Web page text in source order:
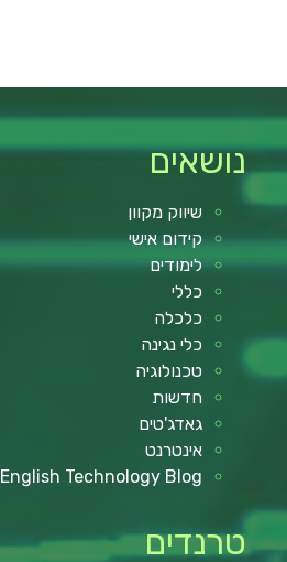
נושאים
שיווק מקוון
קידום אישי
לימודים
כללי
כלכלה
כלי נגינה
טכנולוגיה
חדשות
גאדג'טים
אינטרנט
English Technology Blog
טרנדים